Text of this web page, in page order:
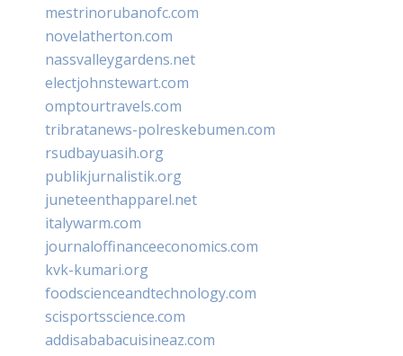
mestrinorubanofc.com
novelatherton.com
nassvalleygardens.net
electjohnstewart.com
omptourtravels.com
tribratanews-polreskebumen.com
rsudbayuasih.org
publikjurnalistik.org
juneteenthapparel.net
italywarm.com
journaloffinanceeconomics.com
kvk-kumari.org
foodscienceandtechnology.com
scisportsscience.com
addisababacuisineaz.com